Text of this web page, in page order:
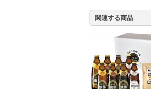
関連する商品